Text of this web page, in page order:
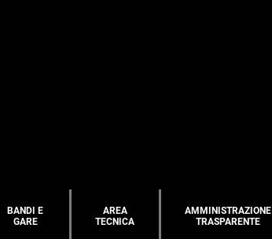
BANDI E
GARE
AREA
TECNICA
AMMINISTRAZIONE
TRASPARENTE